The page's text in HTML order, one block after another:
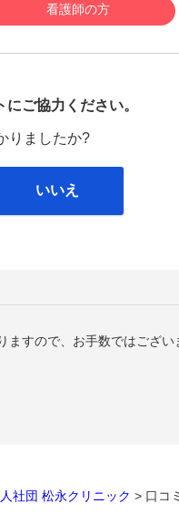
看護師の方
ご協力ください。
りましたか?
いいえ
すので、お手数ではござい
社団 松永クリニック > 口コミ